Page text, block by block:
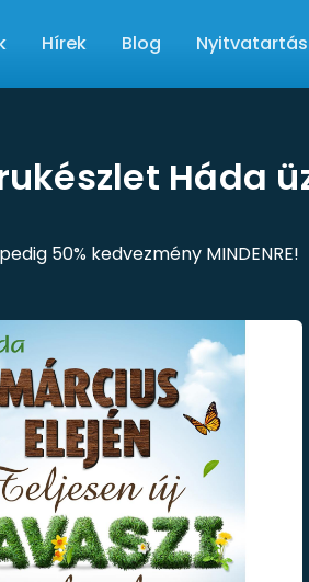
Hírek Blog Nyitvatartás
Háda
50% kedvezmény MINDENRE!